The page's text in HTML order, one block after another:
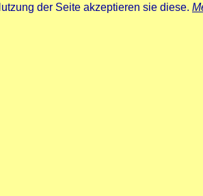
der Seite akzeptieren sie diese.